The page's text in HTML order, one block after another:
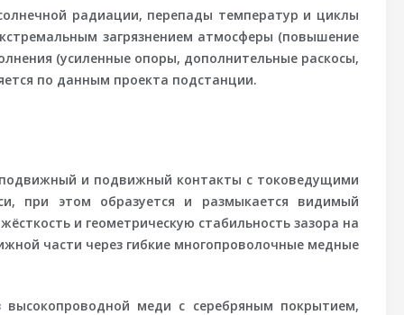
радиации, перепады температур и циклы
загрязнением атмосферы (повышение
(усиленные опоры, дополнительные раскосы,
по данным проекта подстанции.
и подвижный контакты с токоведущими
при этом образуется и размыкается видимый
и геометрическую стабильность зазора на
части через гибкие многопроволочные медные
меди с серебряным покрытием,